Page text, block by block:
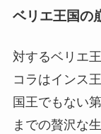
ベリエ王国の
対するベリエ
コラはインス
国王でもない
までの贅沢な